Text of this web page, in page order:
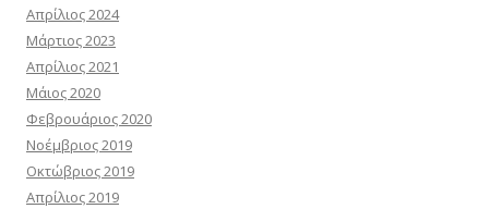
Απρίλιος 2024
Μάρτιος 2023
Απρίλιος 2021
Μάιος 2020
Φεβρουάριος 2020
Νοέμβριος 2019
Οκτώβριος 2019
Απρίλιος 2019